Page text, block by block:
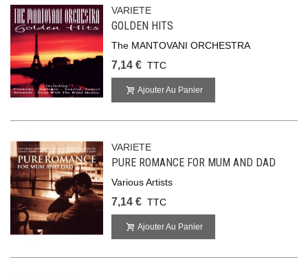
VARIETE
GOLDEN HITS
The MANTOVANI ORCHESTRA
7,14 € TTC
Ajouter Au Panier
VARIETE
PURE ROMANCE FOR MUM AND DAD
Various Artists
7,14 € TTC
Ajouter Au Panier